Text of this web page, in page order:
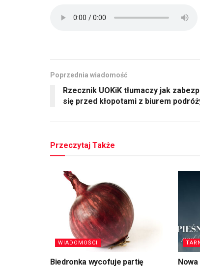
Poprzednia wiadomość
Rzecznik UOKiK tłumaczy jak
się przed kłopotami z biurem
Przeczytaj Także
WIADOMOŚCI
Biedronka wycofuje partię